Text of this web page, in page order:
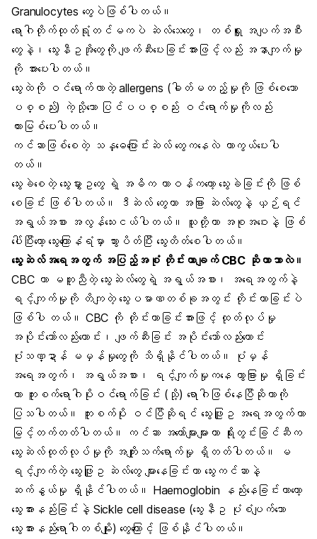
Granulocytes တွေပဲဖြစ်ပါတယ်။
ရောဂါတိုက်ထုတ်ရုံတင်မကပဲ ဆဲလ်သေတွေ၊ တစ်ရှူး အပျက်အစီး
တွေနဲ့၊ သွေးနီဥအိုတွေကို ဖျက်ဆီးပေးခြင်းအားဖြင့်လည်း အနာကျက်မှု
ကို အားပေးပါတယ်။
သွေးထဲကို ဝင်ရောက်လာတဲ့ allergens (ဓါတ်မတည့်မှုကို ဖြစ်စေသော
ပစ္စည်း) ကဲ့သို့သော ပြင်ပပစ္စည်း ဝင်ရောက်မှုကိုလည်း
တားမြစ်ပေးပါတယ်။
ကင်ဆာဖြစ်စေတဲ့ သန္ဓေပြောင်းဆဲလ် တွေကနေလဲ ကာကွယ်ပေးပါ
တယ်။
သွေးခဲစေတဲ့ သွေးမွှားဥတွေ ရဲ့ အဓိက တာဝန်ကတော့ သွေးခဲခြင်းကို ဖြစ်
စေခြင်း ဖြစ်ပါတယ်။ ဒီဆဲလ် တွေဟာ အခြား ဆဲလ်တွေနဲ့ ယှဉ်ရင်
အရွယ်အစား အလွန်သေးငယ်ပါတယ်။ သူတို့ဟာ အစုအဝေးနဲ့ ဖြစ်
ပေါ်ပြီးတော့ သွေးကြောနံရံမှာ သွားပိတ်ပြီး သွေးတိတ်စေပါတယ်။
သွေးဆဲလ်အရေအတွက် အပြည့်အစုံ တိုင်းတာချက် CBC ဆိုတာဘာလဲ။
CBC ဟာ မတူညီတဲ့ သွေးဆဲလ်တွေရဲ့ အရွယ်အစား၊ အရေအတွက်နဲ့
ရင့်ကျက်မှုကို တိကျတဲ့ သွေးပမာဏတစ်ခုအတွင်း တိုင်းတာခြင်းပဲ
ဖြစ်ပါ တယ်။ CBC ကို တိုင်းတာခြင်းအားဖြင့် ထုတ်လုပ်မှု
အပိုင်းသော်လည်းကောင်း၊ ဖျက်ဆီးခြင်း အပိုင်းသော်လည်းကောင်း
ပုံသဏ္ဍာန် မမှန်မှုတွေကို သိရှိနိုင်ပါတယ်။ ပုံမှန်
အရေအတွက်၊ အရွယ်အစား၊ ရင့်ကျက်မှုကနေ ကွာခြားမှု ရှိခြင်း
ဟာ ကူးစက်ရောဂါပိုးဝင်ရောက်ခြင်း (သို့) ရောဂါဖြစ်နေပြီဆိုတာကို
ပြသပါတယ်။ ကူးစက်ပိုး ဝင်ပြီဆိုရင် သွေးဖြူဥ အရေအတွက်ဟာ
မြင့်တက်တတ်ပါတယ်။ ကင်ဆာ အတော်များများဟာ ရိုးတွင်းခြင်ဆီက
သွေးဆဲလ်ထုတ်လုပ်မှုကို အကျိုးသက်ရောက်မှု ရှိတတ်ပါတယ်။ မ
ရင့်ကျက်တဲ့ သွေးဖြူဥ ဆဲလ်တွေ များနေခြင်းဟာ သွေးကင်ဆာနဲ့
ဆက်နွယ်မှု ရှိနိုင်ပါတယ်။ Haemoglobin နည်းနေခြင်းဟာတော့
သွေးအားနည်းခြင်းနဲ့ Sickle cell disease (သွေးနီဥ ပုံစံပျက်သော
သွေးအားနည်းရောဂါတစ်မျိုး) တွေကြောင့် ဖြစ်နိုင်ပါတယ်။